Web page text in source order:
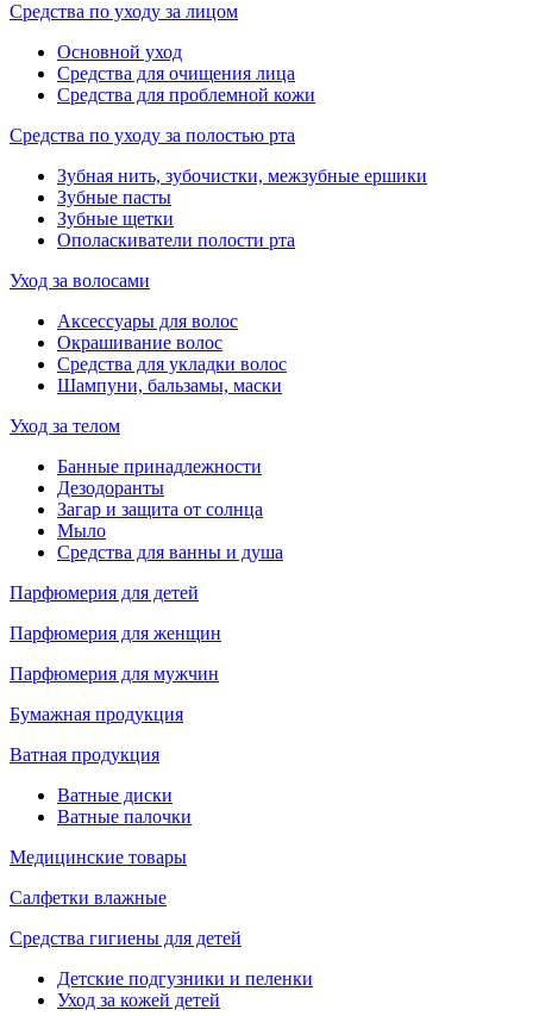
Средства по уходу за лицом
Основной уход
Средства для очищения лица
Средства для проблемной кожи
Средства по уходу за полостью рта
Зубная нить, зубочистки, межзубные ершики
Зубные пасты
Зубные щетки
Ополаскиватели полости рта
Уход за волосами
Аксессуары для волос
Окрашивание волос
Средства для укладки волос
Шампуни, бальзамы, маски
Уход за телом
Банные принадлежности
Дезодоранты
Загар и защита от солнца
Мыло
Средства для ванны и душа
Парфюмерия для детей
Парфюмерия для женщин
Парфюмерия для мужчин
Бумажная продукция
Ватная продукция
Ватные диски
Ватные палочки
Медицинские товары
Салфетки влажные
Средства гигиены для детей
Детские подгузники и пеленки
Уход за кожей детей